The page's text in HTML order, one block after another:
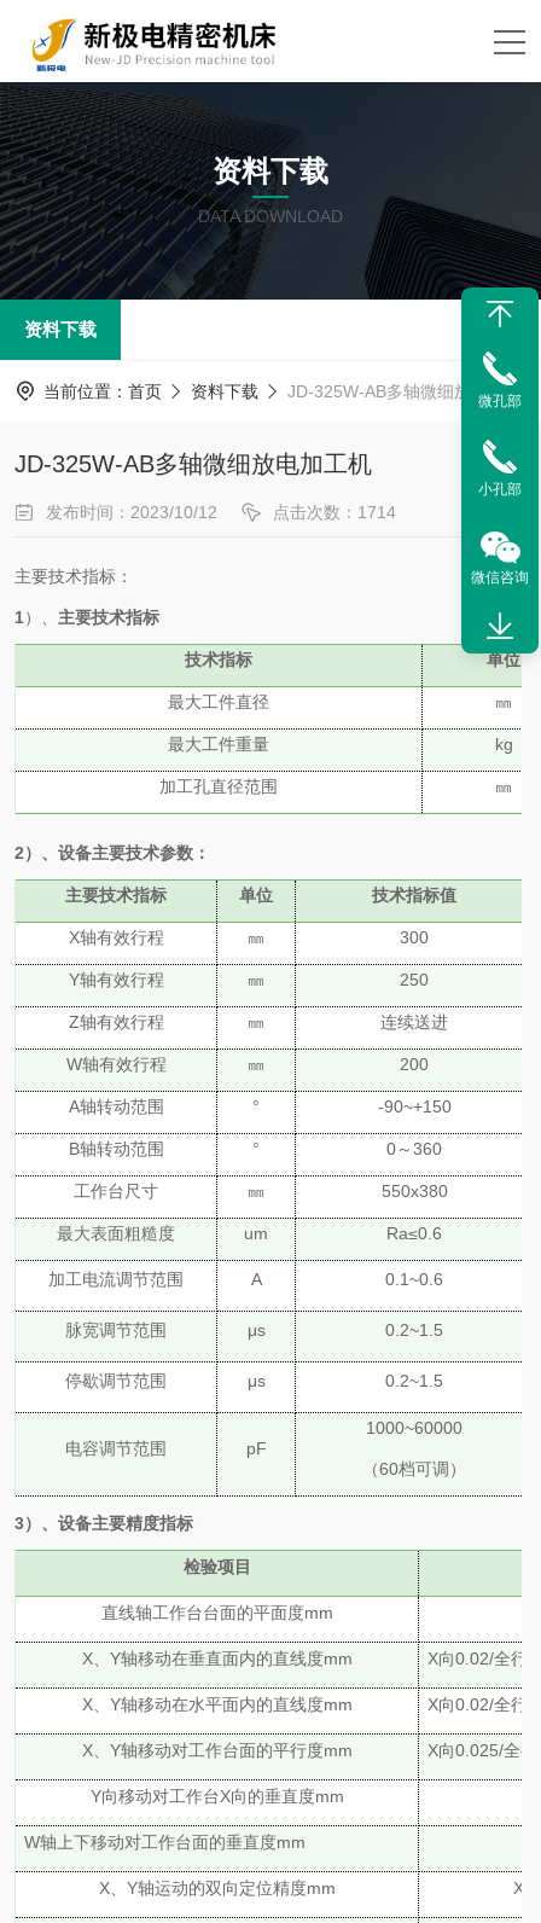
资料下载
DATA DOWNLOAD
资料下载
当前位置： 首页 资料下载 JD-325W-AB多轴微细放电加工机
JD-325W-AB多轴微细放电加工机
发布时间：2023/10/12 点击次数：1714
主要技术指标：
1）、 主要技术指标
技术指标 单位
最大工件直径 ㎜
最大工件重量 kg
加工孔直径范围 ㎜
2） 、设备主要技术参数：
主要技术指标 单位 技术指标值
X轴有效行程 ㎜ 300
Y轴有效行程 ㎜ 250
Z轴有效行程 ㎜ 连续送进
W轴有效行程 ㎜ 200
A轴转动范围 ° -90~+150
B轴转动范围 ° 0～360
工作台尺寸 ㎜ 550x380
最大表面粗糙度 um Ra≤0.6
加工电流调节范围 A 0.1~0.6
脉宽调节范围 μs 0.2~1.5
停歇调节范围 μs 0.2~1.5
电容调节范围 pF
1000~60000
（60档可调）
3）、设备主要精度指标
检验项目
直线轴工作台台面的平面度mm
X、Y轴移动在垂直面内的直线度mm X向0.02/全行
X、Y轴移动在水平面内的直线度mm X向0.02/全行
X、Y轴移动对工作台面的平行度mm X向0.025/全
Y向移动对工作台X向的垂直度mm
W轴上下移动对工作台面的垂直度mm
X、Y轴运动的双向定位精度mm X
微孔部
小孔部
微信咨询